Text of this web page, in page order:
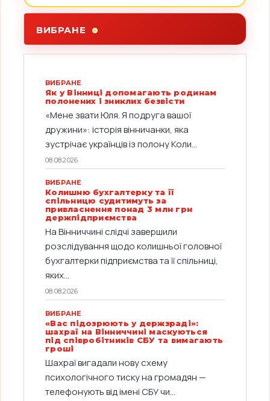
ВИБРАНЕ
ВИБРАНЕ
Як у Вінниці допомагають родинам
полонених і зниклих безвісти
«Мене звати Юля. Я подруга вашої
дружини»: історія вінничанки, яка
зустрічає українців із полону Коли...
08.08.2026
ВИБРАНЕ
Колишню бухгалтерку та її
спільницю судитимуть за
привласнення понад 3 млн грн
держпідприємства
На Вінниччині слідчі завершили
розслідування щодо колишньої головної
бухгалтерки підприємства та її спільниці,
яких...
08.08.2026
ВИБРАНЕ
«Вас підозрюють у держзраді»:
шахраї на Вінниччині маскуються
під співробітників СБУ та вимагають
гроші
Шахраї вигадали нову схему
психологічного тиску на громадян —
телефонують від імені СБУ чи...